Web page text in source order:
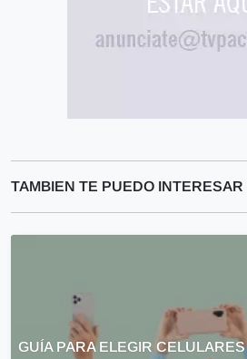
TAMBIEN TE PUEDO INTERESAR
GUÍA PARA ELEGIR